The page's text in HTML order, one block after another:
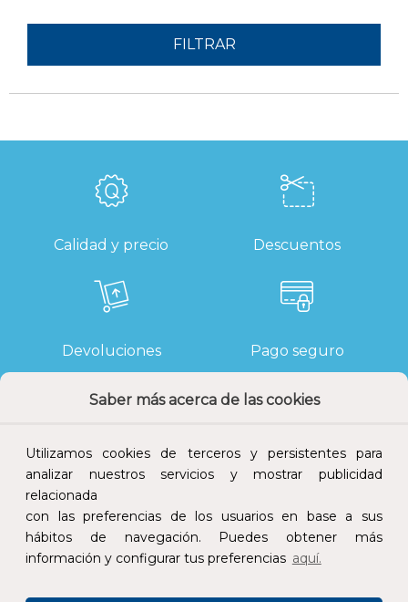
Saber más acerca de las cookies
Utilizamos cookies de terceros y persistentes para
analizar nuestros servicios y mostrar publicidad
relacionada
con las preferencias de los usuarios en base a sus
hábitos de navegación. Puedes obtener más
información y configurar tus preferencias aquí.
FILTRAR
Calidad y precio Descuentos
Devoluciones Pago seguro
Atención al cliente
CONÓCENOS